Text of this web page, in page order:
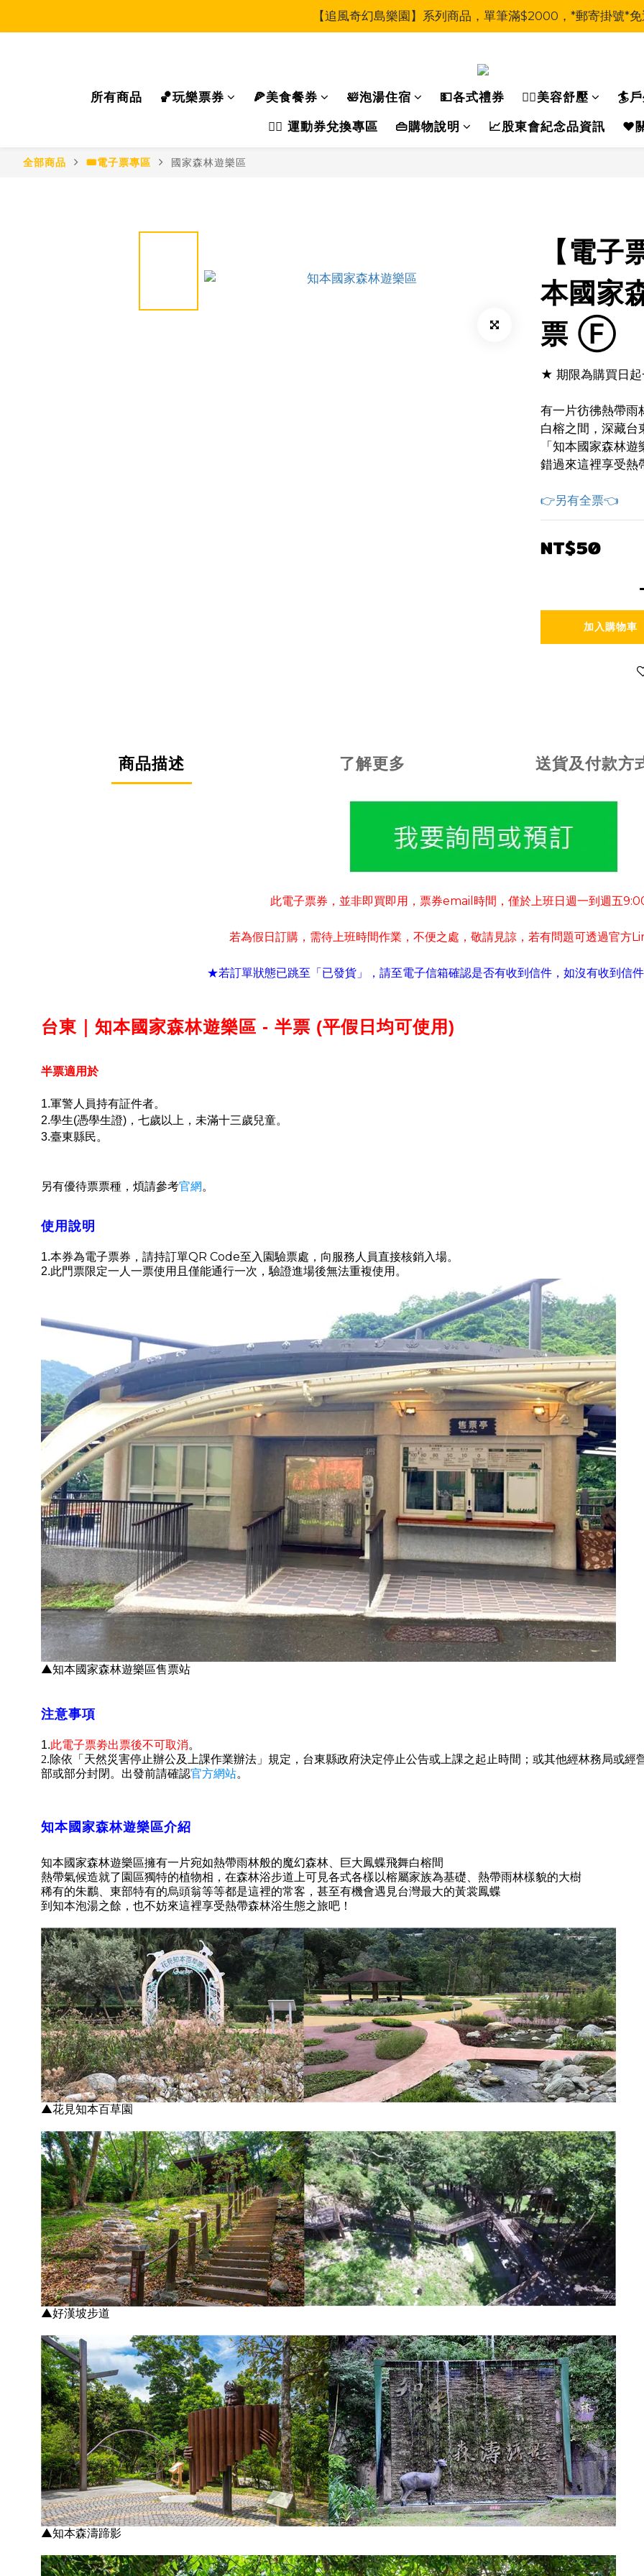
【追風奇幻島樂園】系列商品，單筆滿$2000，*郵寄掛號*免
所有商品 🏀玩樂票券 🍕美食餐券 🛀泡湯住宿 💵各式禮券 🧖‍♀美容舒壓 🏄
🏃‍♂️ 運動券兌換專區 👜購物說明 📈股東會紀念品資訊 ❤️
全部商品 🎟電子票專區 國家森林遊樂區
【電
本國家
票 Ⓕ
★ 期限為購買日起
有一片彷彿熱帶雨
白榕之間，深藏台
「知本國家森林
錯過來這裡享受熱
👉另有全票👈
NT$50
加入購物車
商品描述 了解更多 送貨及付款方
此電子票券 ， 並非即買即用 ， 票券email 時間 ， 僅於上班日週一到週五
若為假日訂購 ， 需待上班時間作業 ， 不便之處 ， 敬請見諒 ， 若有問題可透過官方
★若訂單狀態已跳至「已發貨」 ， 請至電子信箱確認是否有收到信件 ， 如沒有收到信
台東｜知本國家森林遊樂區 - 半票 (平假日均可使用)
半票適用於
1.軍警人員持有証件者。
2.學生(憑學生證)，七歲以上，未滿十三歲兒童。
3.臺東縣民。
另有優待票票種，煩請參考官網。
使用說明
1.本券為電子票券，請持訂單QR Code至入園驗票處，向服務人員直接核銷入場。
2.此門票限定一人一票使用且僅能通行一次，驗證進場後無法重複使用。
▲知本國家森林遊樂區售票站
注意事項
1.此電子票劵出票後不可取消。
2.除依「天然災害停止辦公及上課作業辦法」規定，台東縣政府決定停止公告或上課之起止時間；或其他經林務局或
部或部分封閉。出發前請確認官方網站。
知本國家森林遊樂區介紹
知本國家森林遊樂區擁有一片宛如熱帶雨林般的魔幻森林、巨大鳳蝶飛舞白榕間
熱帶氣候造就了園區獨特的植物相，在森林浴步道上可見各式各樣以榕屬家族為基礎、熱帶雨林樣貌的大樹
稀有的朱鸝、東部特有的烏頭翁等等都是這裡的常客，甚至有機會遇見台灣最大的黃裳鳳蝶
到知本泡湯之餘，也不妨來這裡享受熱帶森林浴生態之旅吧！
▲花見知本百草園
▲好漢坡步道
▲知本森濤蹄影